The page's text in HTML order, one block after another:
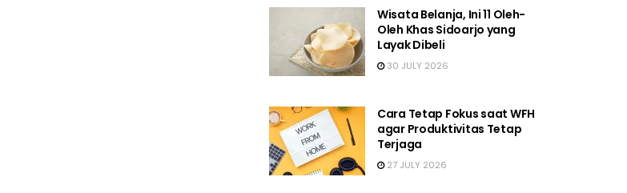
Wisata Belanja, Ini 11 Oleh-
Oleh Khas Sidoarjo yang
Layak Dibeli
30 JULY 2026
Cara Tetap Fokus saat WFH
agar Produktivitas Tetap
Terjaga
27 JULY 2026